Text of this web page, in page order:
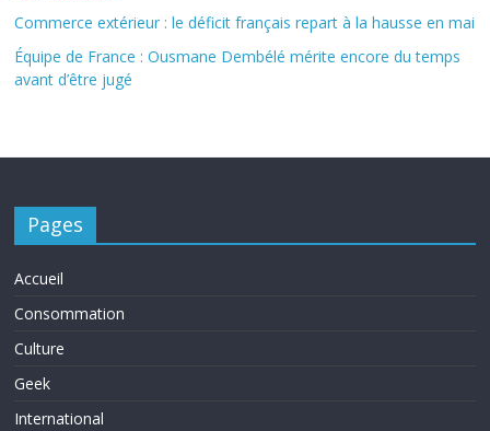
Commerce extérieur : le déficit français repart à la hausse en mai
Équipe de France : Ousmane Dembélé mérite encore du temps
avant d’être jugé
Pages
Accueil
Consommation
Culture
Geek
International